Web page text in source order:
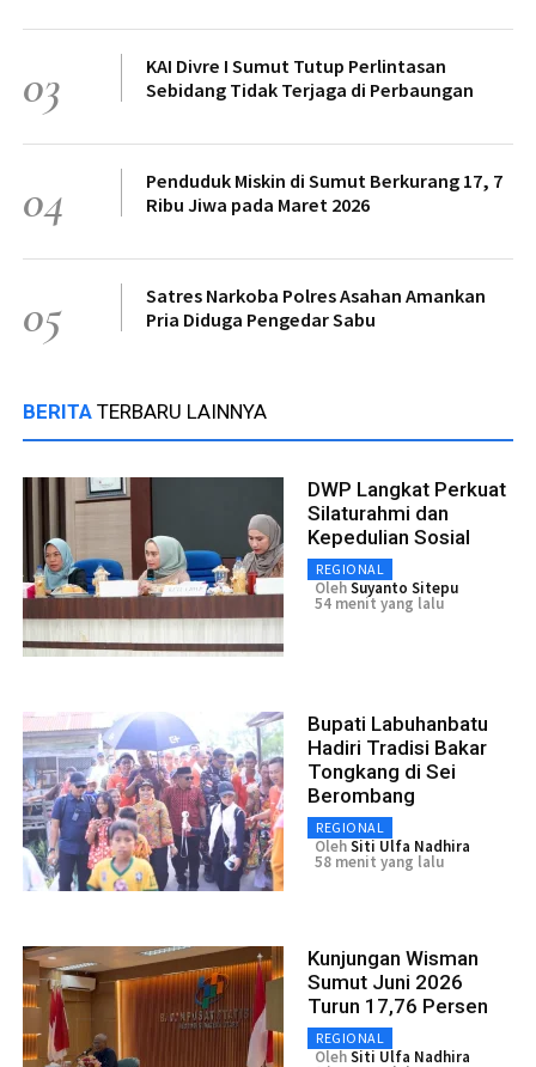
03
KAI Divre I Sumut Tutup Perlintasan
Sebidang Tidak Terjaga di Perbaungan
04
Penduduk Miskin di Sumut Berkurang 17, 7
Ribu Jiwa pada Maret 2026
05
Satres Narkoba Polres Asahan Amankan
Pria Diduga Pengedar Sabu
BERITA TERBARU LAINNYA
DWP Langkat Perkuat
Silaturahmi dan
Kepedulian Sosial
REGIONAL
OlehSuyanto Sitepu
54 menit yang lalu
Bupati Labuhanbatu
Hadiri Tradisi Bakar
Tongkang di Sei
Berombang
REGIONAL
OlehSiti Ulfa Nadhira
58 menit yang lalu
Kunjungan Wisman
Sumut Juni 2026
Turun 17,76 Persen
REGIONAL
OlehSiti Ulfa Nadhira